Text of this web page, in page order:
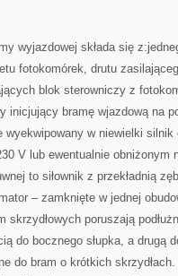
wyjazdowej składa się
fotokomórek, drutu
blok sterowniczy z
inicjujący bramę wjazdową na
wyekwipowany w niewielki
V lub ewentualnie obniżonym
to siłownik z przekładnią
– zamknięte w jednej
skrzydłowych poruszają
do bocznego słupka, a drugą
do bram o krótkich